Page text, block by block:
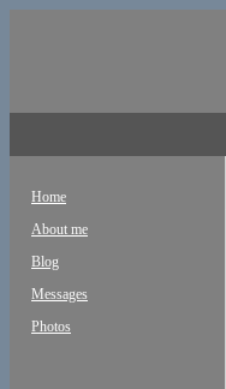
Home
About me
Blog
Messages
Photos